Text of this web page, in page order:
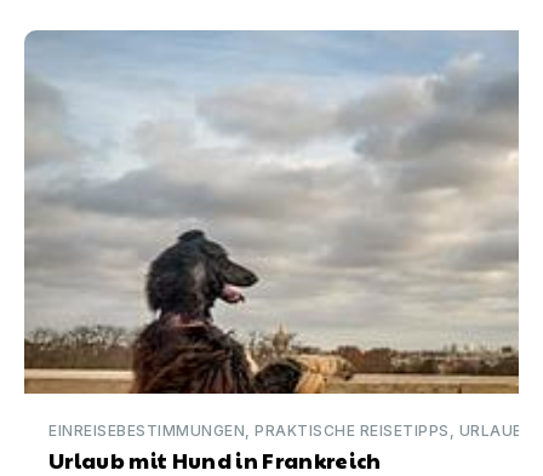
Urlaub mit Hund in Frankreich
EINREISEBESTIMMUNGEN, PRAKTISCHE REISETIPPS,
Urlaub mit Hund in Frankreich